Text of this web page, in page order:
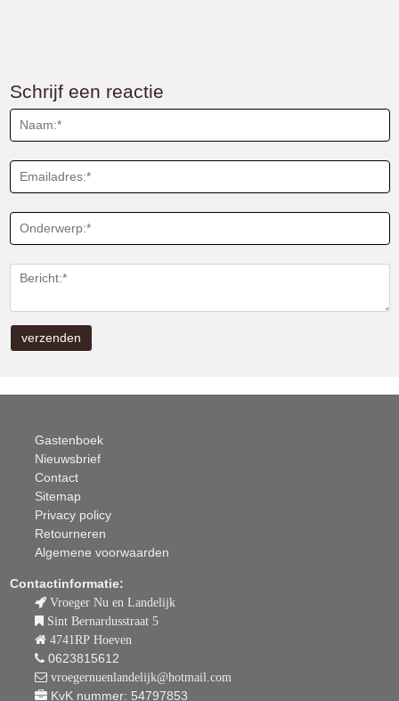
Schrijf een reactie
Gastenboek
Nieuwsbrief
Contact
Sitemap
Privacy policy
Retourneren
Algemene voorwaarden
Contactinformatie:
Vroeger Nu en Landelijk
Sint Bernardusstraat 5
4741RP Hoeven
0623815612
vroegernuenlandelijk@hotmail.com
KvK nummer: 54797853